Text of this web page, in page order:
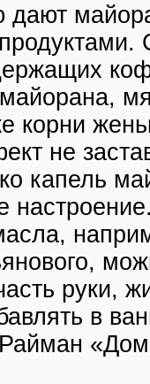
дают
корни
не
капель
руки,
в
Райман